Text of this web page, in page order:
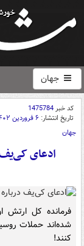
جهان
کد خبر1475784
تاریخ انتشار: ۶ فروردین ۱۴۰۲ - ۲۱:۴۹
جهان
ادعای کی‌یف
فرمانده کل ارتش
شده‌اند حملات
کنند!